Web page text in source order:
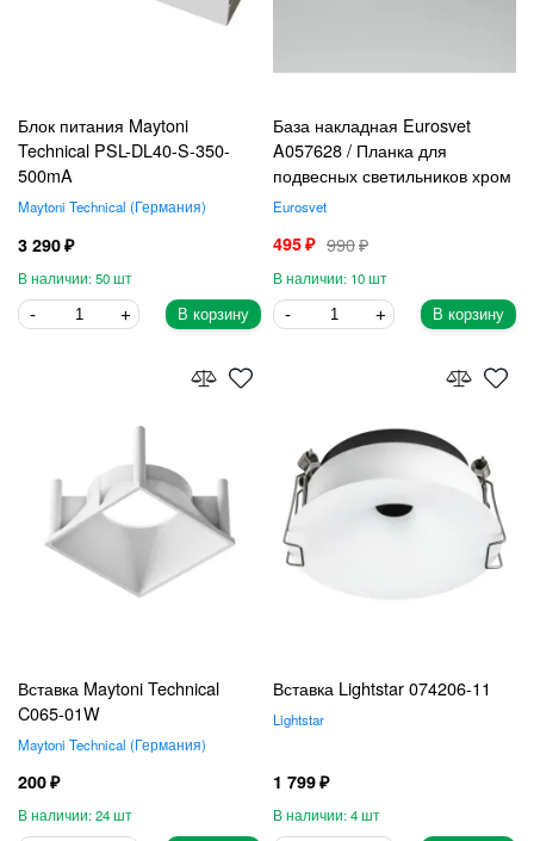
Блок питания Maytoni
Technical PSL-DL40-S-350-
500mA
Maytoni Technical Германия
3 290
50
В корзину
База накладная Eurosvet
A057628 / Планка для
подвесных светильников хром
Eurosvet
495 990
10
В корзину
Вставка Maytoni Technical
C065-01W
Maytoni Technical Германия
200
24
Вставка Lightstar 074206-11
Lightstar
1 799
4